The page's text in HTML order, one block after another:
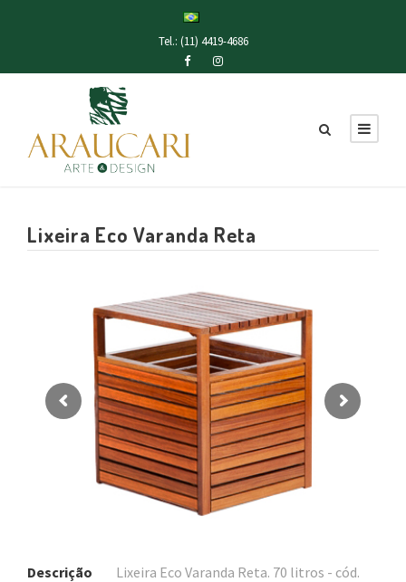
Tel.: (11) 4419-4686
Lixeira Eco Varanda Reta
Descrição
Lixeira Eco Varanda Reta. 70 litros - cód.